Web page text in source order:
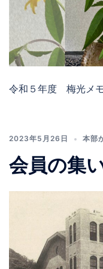
令和５年度 梅光メ
2023年5月26日 本部
会員の集